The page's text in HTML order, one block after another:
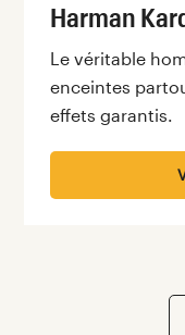
Harman
Le véritable
enceintes
effets garantis.